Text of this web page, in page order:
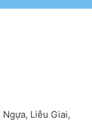
Liễu Giai,